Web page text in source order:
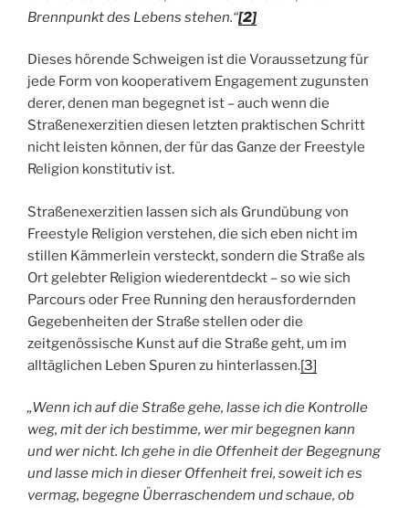
Brennpunkt des Lebens stehen.“[2]
Dieses hörende Schweigen ist die Voraussetzung für
jede Form von kooperativem Engagement zugunsten
derer, denen man begegnet ist – auch wenn die
Straßenexerzitien diesen letzten praktischen Schritt
nicht leisten können, der für das Ganze der Freestyle
Religion konstitutiv ist.
Straßenexerzitien lassen sich als Grundübung von
Freestyle Religion verstehen, die sich eben nicht im
stillen Kämmerlein versteckt, sondern die Straße als
Ort gelebter Religion wiederentdeckt – so wie sich
Parcours oder Free Running den herausfordernden
Gegebenheiten der Straße stellen oder die
zeitgenössische Kunst auf die Straße geht, um im
alltäglichen Leben Spuren zu hinterlassen.[3]
„Wenn ich auf die Straße gehe, lasse ich die Kontrolle
weg, mit der ich bestimme, wer mir begegnen kann
und wer nicht. Ich gehe in die Offenheit der Begegnung
und lasse mich in dieser Offenheit frei, soweit ich es
vermag, begegne Überraschendem und schaue, ob